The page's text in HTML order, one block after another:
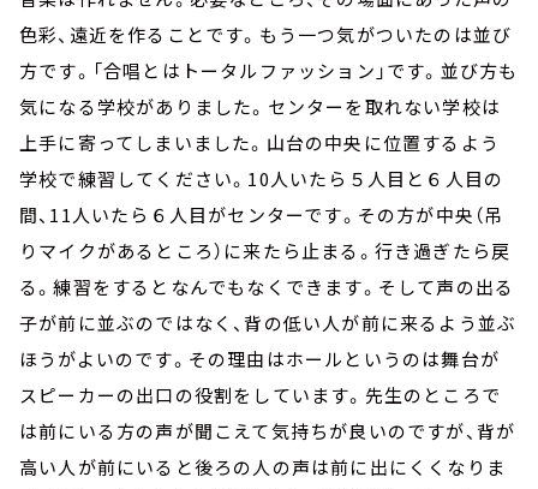
色彩、遠近を作ることです。もう一つ気がついたのは並び
方です。「合唱とはトータルファッション」です。並び方も
気になる学校がありました。センターを取れない学校は
上手に寄ってしまいました。山台の中央に位置するよう
学校で練習してください。10人いたら５人目と６人目の
間、11人いたら６人目がセンターです。その方が中央（吊
りマイクがあるところ）に来たら止まる。行き過ぎたら戻
る。練習をするとなんでもなくできます。そして声の出る
子が前に並ぶのではなく、背の低い人が前に来るよう並ぶ
ほうがよいのです。その理由はホールというのは舞台が
スピーカーの出口の役割をしています。先生のところで
は前にいる方の声が聞こえて気持ちが良いのですが、背が
高い人が前にいると後ろの人の声は前に出にくくなりま